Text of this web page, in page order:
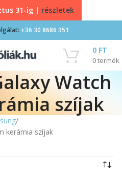
+36 30 8686 351
0termék
0 FT
Watch
szíjak
kerámia szíjak
31-ig | részletek